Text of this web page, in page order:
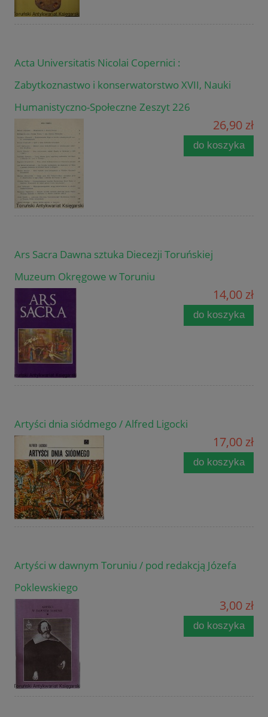
Acta Universitatis Nicolai Copernici :
Zabytkoznastwo i konserwatorstwo XVII, Nauki
Humanistyczno-Społeczne Zeszyt 226
26,90 zł
do koszyka
Ars Sacra Dawna sztuka Diecezji Toruńskiej
Muzeum Okręgowe w Toruniu
14,00 zł
do koszyka
Artyści dnia siódmego / Alfred Ligocki
17,00 zł
do koszyka
Artyści w dawnym Toruniu / pod redakcją Józefa
Poklewskiego
3,00 zł
do koszyka